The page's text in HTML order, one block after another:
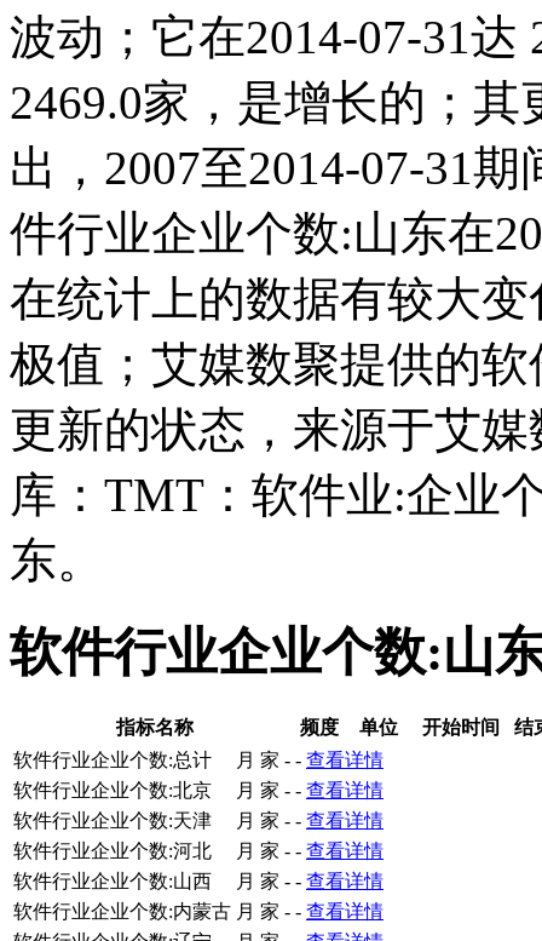
波动；它在2014-07-31达
2469.0家，是增长的；
出，2007至2014-07-31
件行业企业个数:山东在
在统计上的数据有较大
极值；艾媒数聚提供的
更新的状态，来源于艾
库：TMT：软件业:企业
东。
软件行业企业个数:山
指标名称 频度 单位 开始时间
结
软件行业企业个数:总计
月 家 - - 查看详情
软件行业企业个数:北京
月 家 - - 查看详情
软件行业企业个数:天津
月 家 - - 查看详情
软件行业企业个数:河北
月 家 - - 查看详情
软件行业企业个数:山西
月 家 - - 查看详情
软件行业企业个数:内蒙古 月 家 - - 查看详情